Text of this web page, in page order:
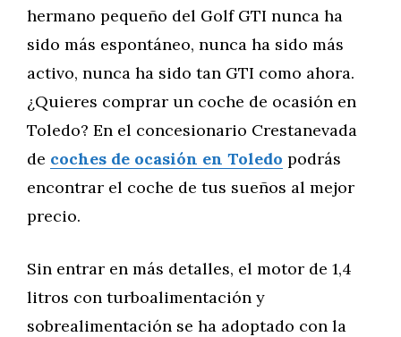
hermano pequeño del Golf GTI nunca ha
sido más espontáneo, nunca ha sido más
activo, nunca ha sido tan GTI como ahora.
¿Quieres comprar un coche de ocasión en
Toledo? En el concesionario Crestanevada
de coches de ocasión en Toledo podrás
encontrar el coche de tus sueños al mejor
precio.
Sin entrar en más detalles, el motor de 1,4
litros con turboalimentación y
sobrealimentación se ha adoptado con la